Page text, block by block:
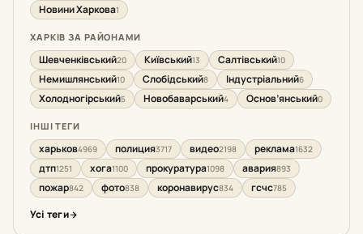
Новини Харкова1
ХАРКІВ ЗА РАЙОНАМИ
Шевченківський20 Київський13 Салтівський10
Немишлянський10 Слобідський8 Індустріальний6
Холодногірський5 Новобаварський4 Основ’янський0
ІНШІ ТЕГИ
харьков4969 полиция3717 видео2198 реклама1632
дтп1251 хога1100 прокуратура1098 авария893
пожар842 фото838 коронавирус834 гсчс785
Усі теги